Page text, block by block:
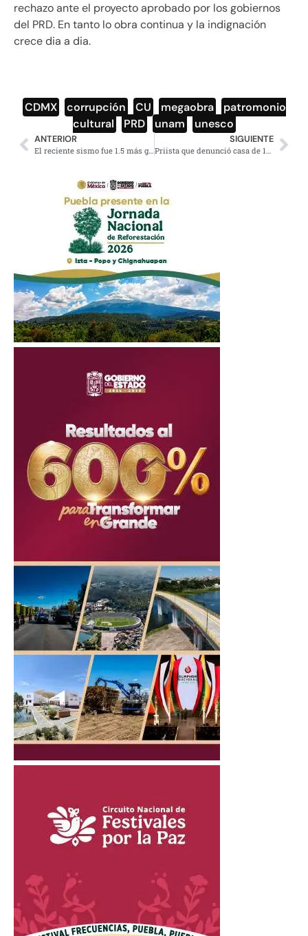
rechazo ante el proyecto aprobado por los gobiernos
del PRD. En tanto lo obra continua y la indignación
crece dia a dia.
CDMX corrupción CU megaobra
patromonio
cultural
PRD unam unesco
ANTERIOR
El reciente sismo fue 1.5 más grande en energía liberada que el del 19-S: Sismológico Nacional
SIGUIENTE
Priista que denunció casa de 15 mdp de Ochoa Reza reta a que lo demande